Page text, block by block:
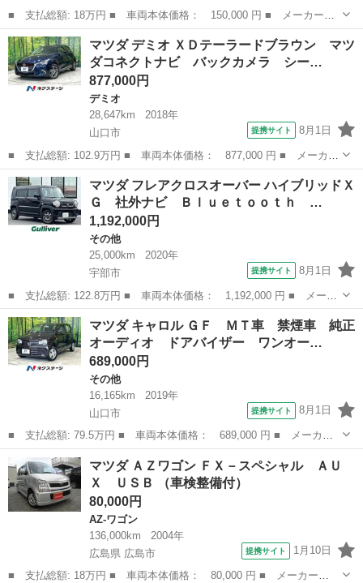
■ 支払総額: 18万円 ■ 車両本体価格： 150,000 円 ■ メーカー
名： マツダ ■ 車種名： ＡＺワゴン ■ グレード名： ＸＧ ナ
ビ ＴＶ ＥＴＣ ドライブレコーダー ■ 排気量： 660cc ■ ドア
枚数：...
岡山 岡山市 AZ-ワゴン
マツダ デミオ ＸＤテーラードブラウン マツ
ダコネクトナビ バックカメラ シー…
877,000円
デミオ
28,647km
2018年
山口市
提携サイト 8月1日
■ 支払総額: 102.9万円 ■ 車両本体価格： 877,000 円 ■ メーカー
名： マツダ ■ 車種名： デミオ ■ グレード名： ＸＤテーラー
ドブラウン マツダコネクトナビ バックカメラ シートヒーター
スマートブ...
山口 山口市 デミオ
マツダ フレアクロスオーバー ハイブリッドＸ
Ｇ 社外ナビ Ｂｌｕｅｔｏｏｔｈ …
1,192,000円
その他
25,000km
2020年
宇部市
提携サイト 8月1日
■ 支払総額: 122.8万円 ■ 車両本体価格： 1,192,000 円 ■ メーカ
ー名： マツダ ■ 車種名： フレアクロスオーバー ■ グレード
名： ハイブリッドＸＧ 社外ナビ Ｂｌｕｅｔｏｏｔｈ バックカ
メラ ＥＴ...
山口 宇部市 その他
マツダ キャロル ＧＦ ＭＴ車 禁煙車 純正
オーディオ ドアバイザー ワンオー…
689,000円
その他
16,165km
2019年
山口市
提携サイト 8月1日
■ 支払総額: 79.5万円 ■ 車両本体価格： 689,000 円 ■ メーカー
名： マツダ ■ 車種名： キャロル ■ グレード名： ＧＦ ＭＴ
車 禁煙車 純正オーディオ ドアバイザー ワンオーナー トラク
ションコント...
山口 山口市 その他
マツダ ＡＺワゴン ＦＸ－スペシャル ＡＵ
Ｘ ＵＳＢ （車検整備付）
80,000円
AZ-ワゴン
136,000km
2004年
広島県 広島市
提携サイト 1月10日
■ 支払総額: 18万円 ■ 車両本体価格： 80,000 円 ■ メーカー